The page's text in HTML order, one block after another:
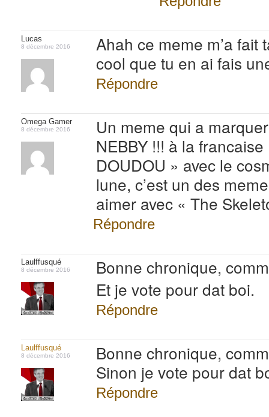
Lucas
8 décembre 2016
Ahah ce meme m’a
cool que tu en ai fais
Répondre
Omega Gamer
8 décembre 2016
Un meme qui a
NEBBY !!! à la
DOUDOU » avec le
lune, c’est un des
aimer avec « The
Répondre
Laulffusqué
8 décembre 2016
Bonne chronique,
Et je vote pour dat boi.
Répondre
Laulffusqué
8 décembre 2016
Bonne chronique,
Sinon je vote pour dat
Répondre